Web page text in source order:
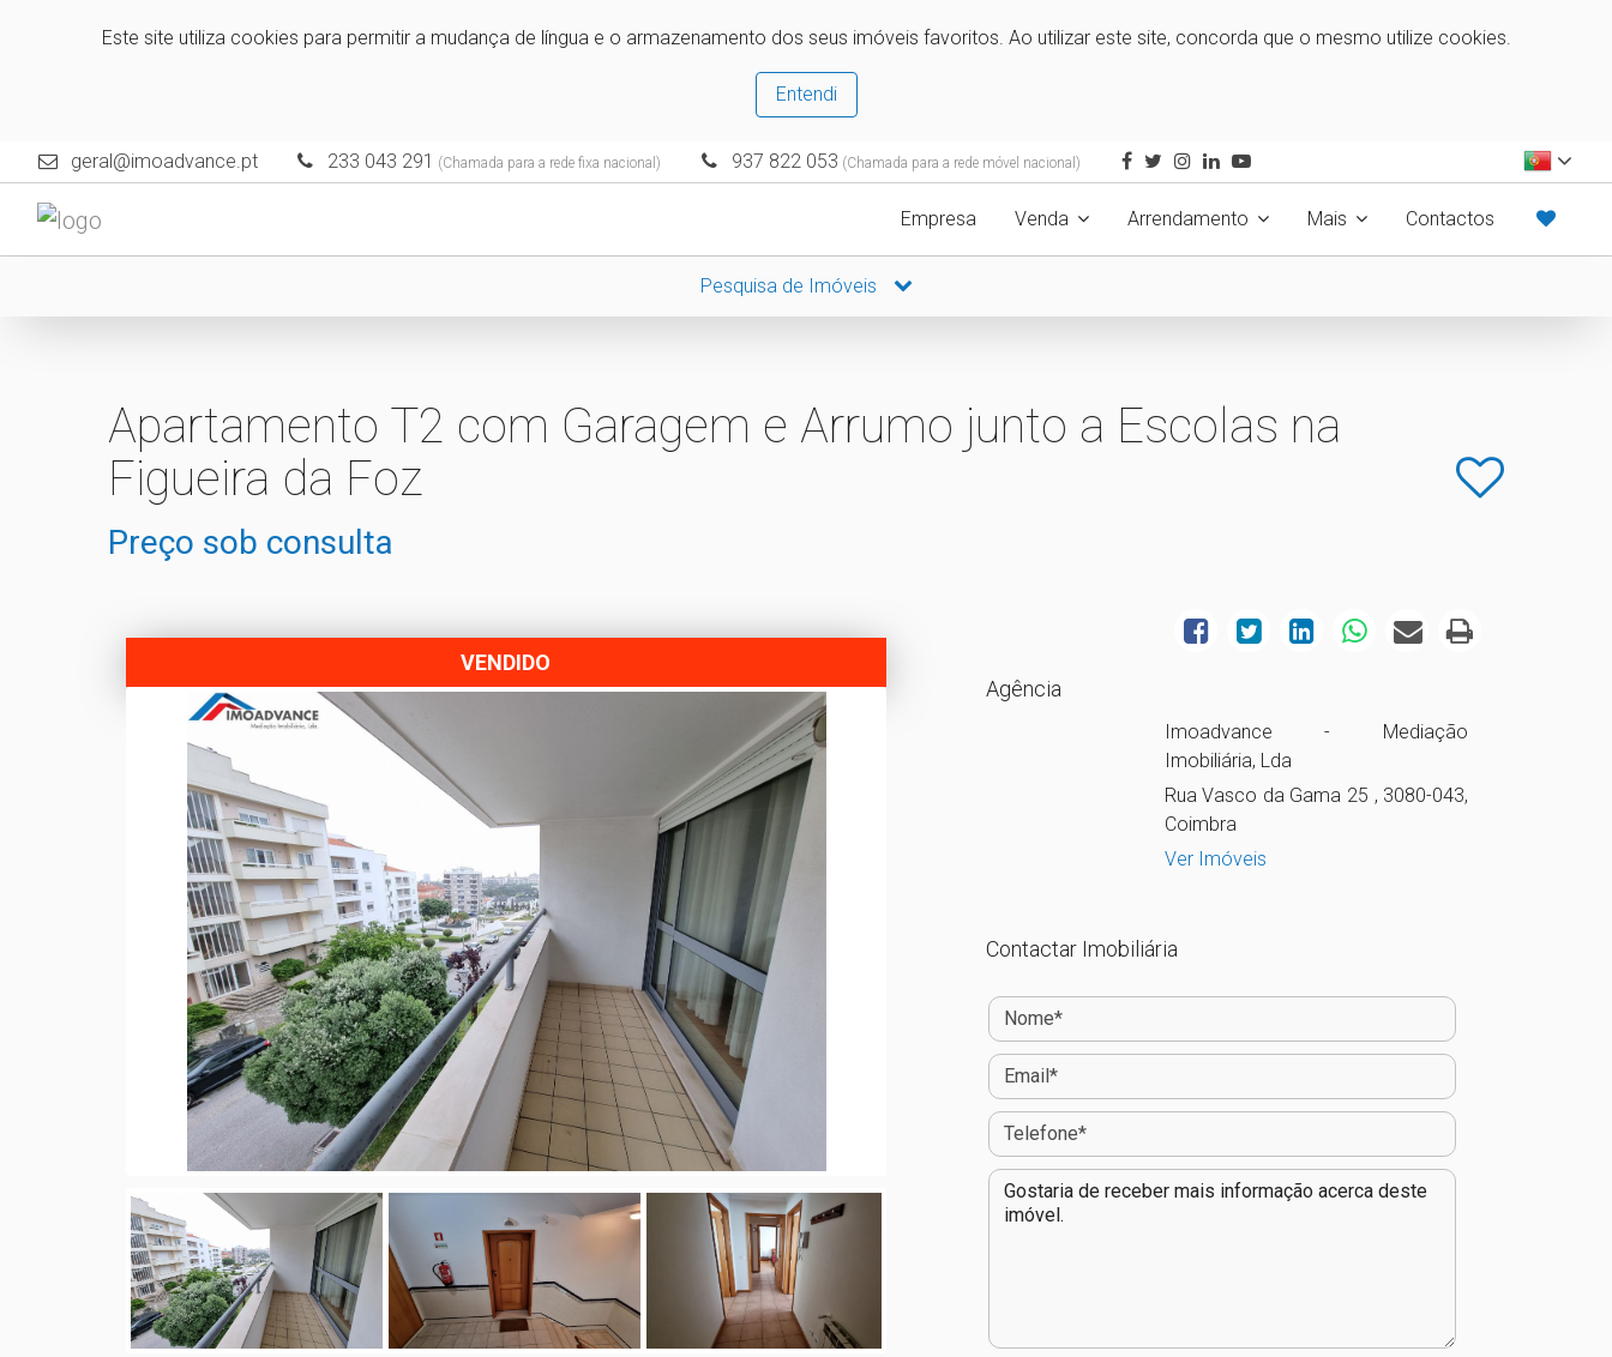
Este site utiliza cookies para permitir a mudança de língua e o armazenamento dos seus imóveis favoritos. Ao utilizar este site, concorda que o mesmo utilize cookies.
Entendi
geral@imoadvance.pt 233 043 291 (Chamada para a rede fixa nacional) 937 822 053 (Chamada para a rede móvel nacional)
Empresa Venda Arrendamento Mais Contactos
Pesquisa de Imóveis
Apartamento T2 com Garagem e Arrumo junto a Escolas na
Figueira da Foz
Preço sob consulta
VENDIDO
Agência
Imoadvance - Mediação
Imobiliária, Lda
Rua Vasco da Gama 25 , 3080-043,
Coimbra
Ver Imóveis
Contactar Imobiliária